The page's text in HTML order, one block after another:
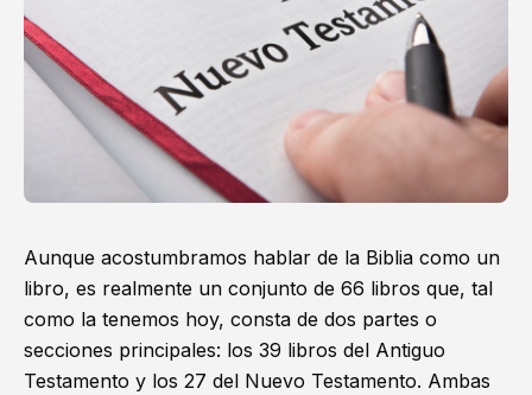
Aunque acostumbramos hablar de la Biblia como un
libro, es realmente un conjunto de 66 libros que, tal
como la tenemos hoy, consta de dos partes o
secciones principales: los 39 libros del Antiguo
Testamento y los 27 del Nuevo Testamento. Ambas